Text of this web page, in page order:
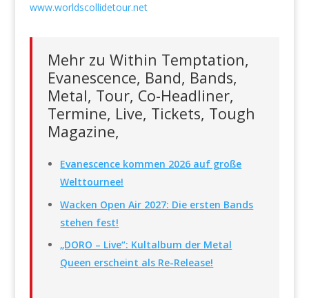
www.worldscollidetour.net
Mehr zu Within Temptation,
Evanescence, Band, Bands,
Metal, Tour, Co-Headliner,
Termine, Live, Tickets, Tough
Magazine,
Evanescence kommen 2026 auf große
Welttournee!
Wacken Open Air 2027: Die ersten Bands
stehen fest!
„DORO – Live“: Kultalbum der Metal
Queen erscheint als Re-Release!